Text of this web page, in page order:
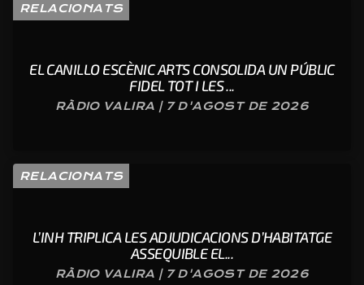
RELACIONATS
EL CANILLO ESCÈNIC ARTS CONSOLIDA UN PÚBLIC
FIDEL TOT I LES ...
RÀDIO VALIRA | 7 D'AGOST DE 2026
RELACIONATS
L’INH TRIPLICA LES ADJUDICACIONS D’HABITATGE
ASSEQUIBLE EL...
RÀDIO VALIRA | 7 D'AGOST DE 2026